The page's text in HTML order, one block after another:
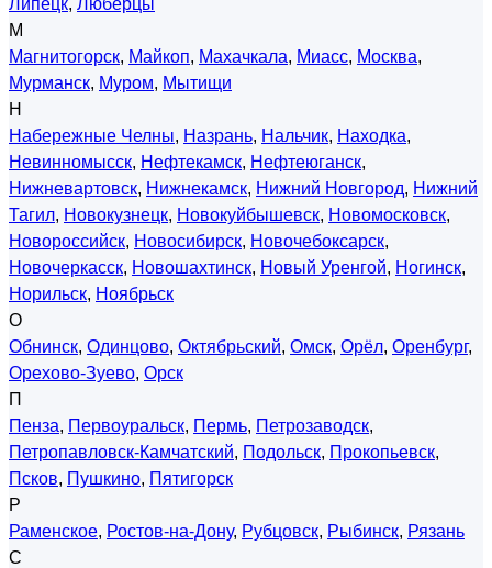
Липецк, Люберцы
М
Магнитогорск, Майкоп, Махачкала, Миасс, Москва,
Мурманск, Муром, Мытищи
Н
Набережные Челны, Назрань, Нальчик, Находка,
Невинномысск, Нефтекамск, Нефтеюганск,
Нижневартовск, Нижнекамск, Нижний Новгород, Нижний
Тагил, Новокузнецк, Новокуйбышевск, Новомосковск,
Новороссийск, Новосибирск, Новочебоксарск,
Новочеркасск, Новошахтинск, Новый Уренгой, Ногинск,
Норильск, Ноябрьск
О
Обнинск, Одинцово, Октябрьский, Омск, Орёл, Оренбург,
Орехово-Зуево, Орск
П
Пенза, Первоуральск, Пермь, Петрозаводск,
Петропавловск-Камчатский, Подольск, Прокопьевск,
Псков, Пушкино, Пятигорск
Р
Раменское, Ростов-на-Дону, Рубцовск, Рыбинск, Рязань
С